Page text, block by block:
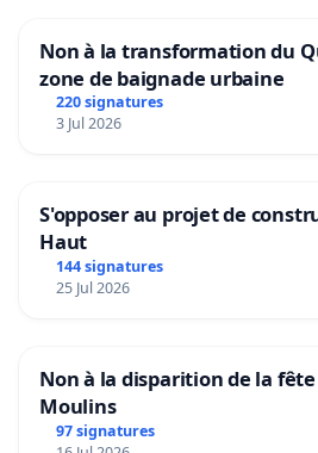
Non à la transformation du
zone de baignade urbaine
220 signatures
3 Jul 2026
S'opposer au projet de
Haut
144 signatures
25 Jul 2026
Non à la disparition de la
Moulins
97 signatures